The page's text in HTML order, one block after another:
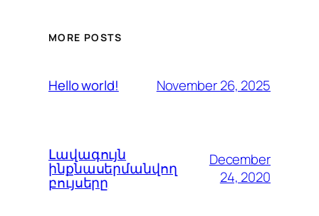
MORE POSTS
Hello world! November 26, 2025
Լավագույն
ինքնասերմանվող
բույսերը
December
24, 2020